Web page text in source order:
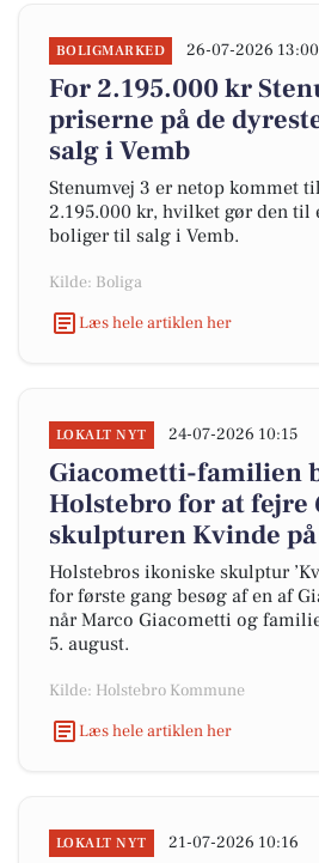
BOLIGMARKED 26-07-2026 13:00
For 2.195.000 kr
priserne på de
salg i Vemb
Stenumvej 3 er netop kommet
2.195.000 kr, hvilket gør den til
boliger til salg i Vemb.
Kilde: Boliga
Læs hele artiklen her
LOKALT NYT 24-07-2026 10:15
Giacometti-familien
Holstebro for at fejre
skulpturen Kvinde
Holstebros ikoniske skulptur
for første gang besøg af en af
når Marco Giacometti og
5. august.
Kilde: Holstebro Kommune
Læs hele artiklen her
LOKALT NYT 21-07-2026 10:16